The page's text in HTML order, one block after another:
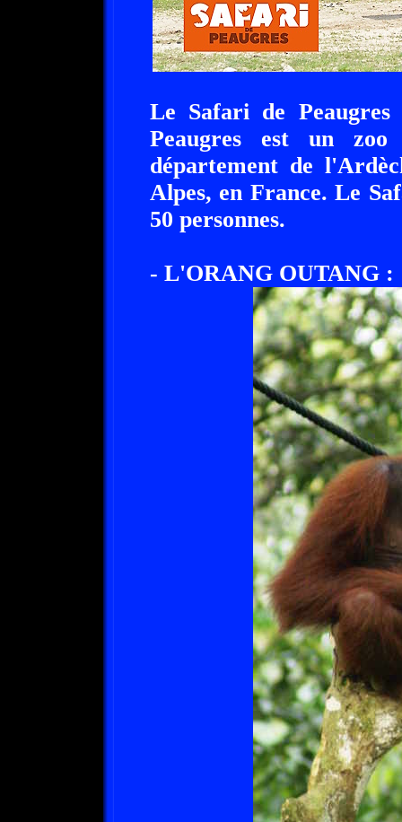
Le Safari de
Peaugres est un
département de
Alpes, en France. Le
50 personnes.
- L'ORANG OUTANG :